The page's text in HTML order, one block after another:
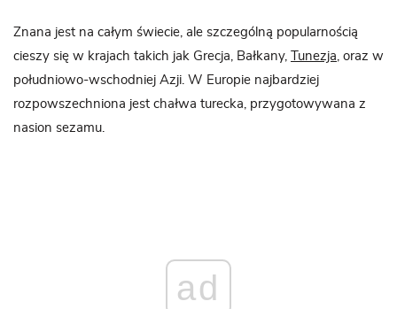
Znana jest na całym świecie, ale szczególną popularnością
cieszy się w krajach takich jak Grecja, Bałkany, Tunezja , oraz w
południowo-wschodniej Azji. W Europie najbardziej
rozpowszechniona jest chałwa turecka, przygotowywana z
nasion sezamu.
ad